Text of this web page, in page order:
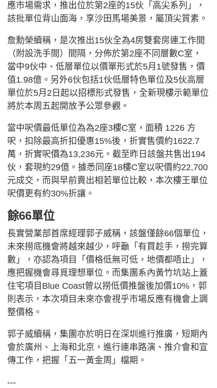
應市場需求，推出位於第2座的15伙「高尖系列」，
該批單位背山面海，享沙田馬場美景，屬頂尖質素。
詹勳榮續稱，是次推出15伙全為4房雙套房連工作間
（附設洗手間）間隔，分佈於第2座不同層數C室，
當中9伙中、低層單位以價單形式於5月1號發售，價
值1.98億。另外6伙包括1伙低層特色單位及5伙高層
單位於5月2日起以招標形式發售，全新現樓示範單位
將於本周五起開放予公眾參觀。
當中呎價最低單位為為2座3樓C室，面積 1226 方
呎，扣除最高折扣優惠15%後，折實售價約1622.7
萬，折實呎價為13,236元。截至昨日該盤共售出194
伙，套現約29億。據悉同座18樓C室以呎價約22,700
元成交，而與早前賣出相若單位比較，本次樓王單位
呎價更有約30%折讓。
餘66單位
長實營業部首席經理郭子威稱，該盤僅餘66個單位，
未來撈底機會將越來越少，呼籲「有買趁手，撈完算
數」，亦認為項目「價格低無可低，地價都唔止」，
應把握機會尋覓理想單位。而集團系內黃竹坑站上蓋
住宅項目Blue Coast曾以撈低價推盤後加價10%，郭
則表示，本次項目未來亦會視乎市場反應有機會上調
整價格。
郭子威續稱，集團亦於明日在深圳進行推廣，短期內
會於廣州、上海和北京，進行連串路演、推介會和宣
傳工作，把握「五一黃金周」檔期。
---